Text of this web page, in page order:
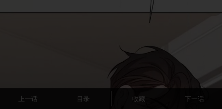
上一话 目录 收藏 下一话